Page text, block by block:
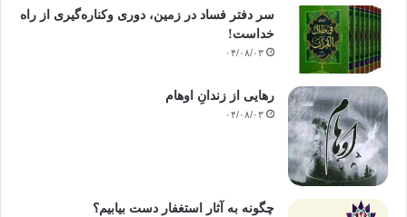
سر دفتر فساد در زمین‌، دوری وکناره‌گیری از راه
خداست‌!
۰۴/۰۸/۰۳
رهایی از زندانِ اوهام
۰۴/۰۸/۰۳
چگونه به آثار استغفار دست بیابیم؟